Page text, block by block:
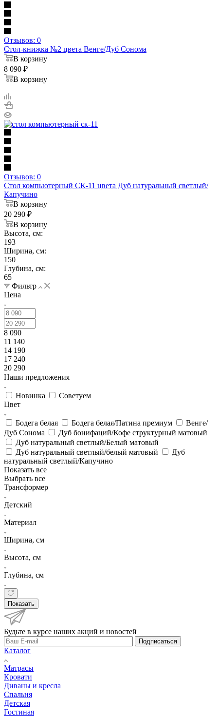
Отзывов: 0
Стол-книжка №2 цвета Венге/Дуб Сонома
В корзину
8 090 ₽
В корзину
Отзывов: 0
Стол компьютерный СК-11 цвета Дуб натуральный светлый/
Капучино
В корзину
20 290 ₽
В корзину
Высота, см:
193
Ширина, см:
150
Глубина, см:
65
Фильтр
Цена
8 090
11 140
14 190
17 240
20 290
Наши предложения
Новинка
Советуем
Цвет
Бодега белая Бодега белая/Патина премиум
Венге/
Дуб Сонома
Дуб бонифаций/Кофе структурный матовый
Дуб натуральный светлый/Белый матовый
Дуб натуральный светлый/белый матовый
Дуб
натуральный светлый/Капучино
Показать все
Выбрать все
Трансформер
Детский
Материал
Ширина, см
Высота, см
Глубина, см
Показать
Будьте в курсе наших акций и новостей
Подписаться
Каталог
Матрасы
Кровати
Диваны и кресла
Спальня
Детская
Гостиная